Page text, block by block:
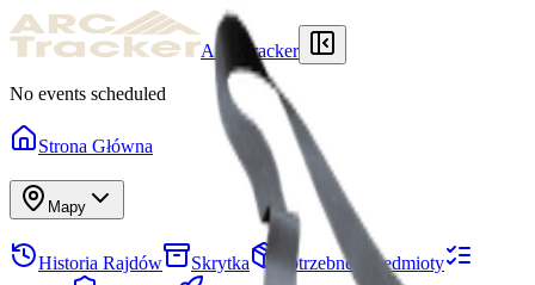
ARCTracker
No events scheduled
Strona Główna
Mapy
Historia Rajdów Skrytka
Potrzebne Przedmioty